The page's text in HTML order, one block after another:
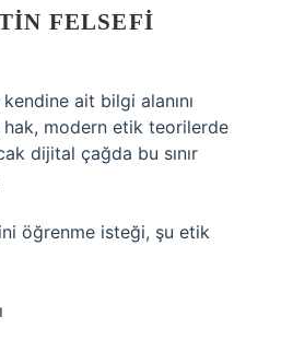
FELSEFI
ait bilgi alanını
hak, modern etik teorilerde
dijital çağda bu sınır
öğrenme isteği, şu etik